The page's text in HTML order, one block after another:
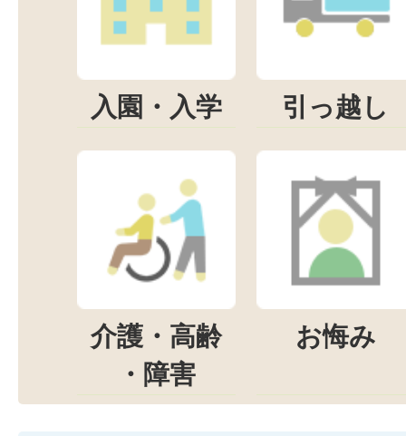
入園・入学 引っ越し
介護・高齢
・障害
お悔み